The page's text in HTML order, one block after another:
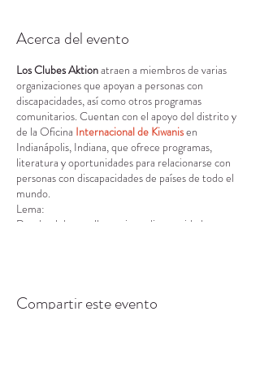
Acerca del evento
Los Clubes Aktionatraen a miembros de varias
organizaciones que apoyan a personas con
discapacidades, así como otros programas
comunitarios. Cuentan con el apoyo del distrito y
de la Oficina Internacional de Kiwanisen
Indianápolis, Indiana, que ofrece programas,
literatura y oportunidades para relacionarse con
personas con discapacidades de países de todo el
mundo.
Lema:
Donde el desarrollo no tiene discapacidad.
Brindar a los adultos que viven con discapacidades
Compartir este evento